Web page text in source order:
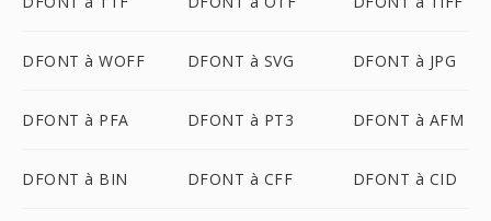
DFONT à WOFF DFONT à SVG DFONT à JPG
DFONT à PFA DFONT à PT3 DFONT à AFM
DFONT à BIN DFONT à CFF DFONT à CID